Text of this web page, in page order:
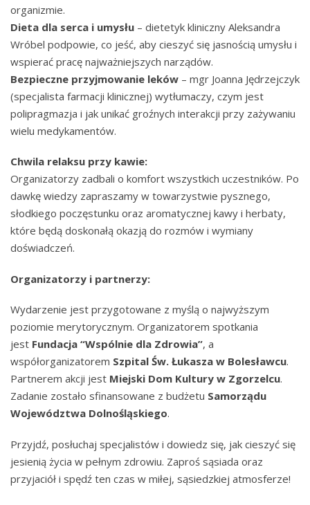
organizmie.
Dieta dla serca i umysłu – dietetyk kliniczny Aleksandra
Wróbel podpowie, co jeść, aby cieszyć się jasnością umysłu i
wspierać pracę najważniejszych narządów.
Bezpieczne przyjmowanie leków – mgr Joanna Jędrzejczyk
(specjalista farmacji klinicznej) wytłumaczy, czym jest
polipragmazja i jak unikać groźnych interakcji przy zażywaniu
wielu medykamentów.
Chwila relaksu przy kawie:
Organizatorzy zadbali o komfort wszystkich uczestników. Po
dawkę wiedzy zapraszamy w towarzystwie pysznego,
słodkiego poczęstunku oraz aromatycznej kawy i herbaty,
które będą doskonałą okazją do rozmów i wymiany
doświadczeń.
Organizatorzy i partnerzy:
Wydarzenie jest przygotowane z myślą o najwyższym
poziomie merytorycznym. Organizatorem spotkania
jest Fundacja “Wspólnie dla Zdrowia”, a
współorganizatorem Szpital Św. Łukasza w Bolesławcu.
Partnerem akcji jest Miejski Dom Kultury w Zgorzelcu.
Zadanie zostało sfinansowane z budżetu Samorządu
Województwa Dolnośląskiego.
Przyjdź, posłuchaj specjalistów i dowiedz się, jak cieszyć się
jesienią życia w pełnym zdrowiu. Zaproś sąsiada oraz
przyjaciół i spędź ten czas w miłej, sąsiedzkiej atmosferze!